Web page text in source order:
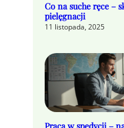
Co na suche ręce –
pielęgnacji
11 listopada, 2025
Praca w spedycji –